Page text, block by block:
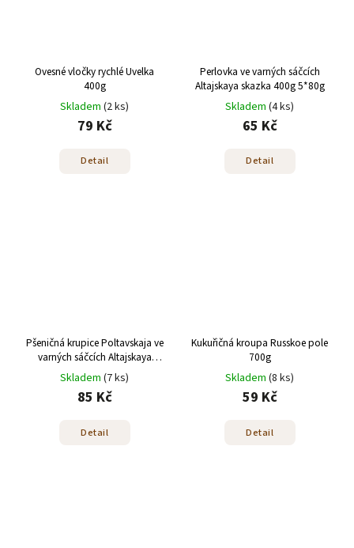
Ovesné vločky rychlé Uvelka
400g
Skladem (2 ks)
79 Kč
Detail
Perlovka ve varných sáčcích
Altajskaya skazka 400g 5*80g
Skladem (4 ks)
65 Kč
Detail
Pšeničná krupice Poltavskaja ve
varných sáčcích Altajskaya
skazka 400g 5*80g
Skladem (7 ks)
85 Kč
Detail
Kukuřičná kroupa Russkoe pole
700g
Skladem (8 ks)
59 Kč
Detail